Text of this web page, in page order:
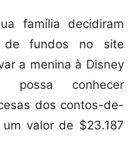
família decidiram
de fundos no site
a menina à Disney
conhecer
dos contos-de-
valor de $23.187